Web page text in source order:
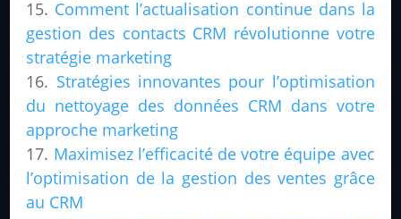
Comment l’actualisation continue dans la
gestion des contacts CRM révolutionne votre
stratégie marketing
Stratégies innovantes pour l’optimisation
du nettoyage des données CRM dans votre
approche marketing
Maximisez l’efficacité de votre équipe avec
l’optimisation de la gestion des ventes grâce
au CRM